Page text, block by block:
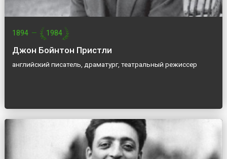
1894 — 1984
Джон Бойнтон Пристли
английский писатель, драматург, театральный режиссер